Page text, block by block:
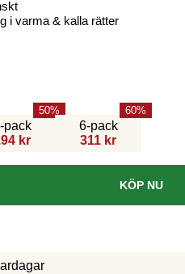
i varma & kalla rätter
pack
kr
50
6-pack
311 kr
60
KÖP NU